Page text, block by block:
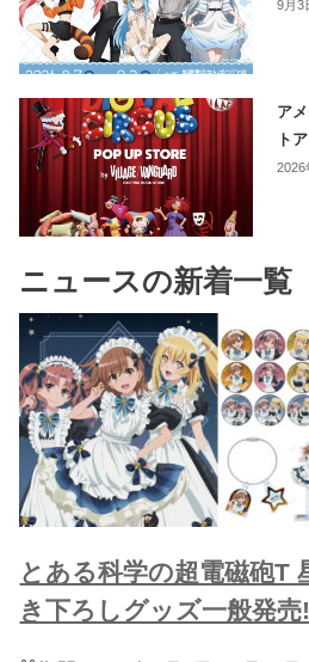
9月3
ア
ト
2026
ニュースの新着一覧
とある科学の超電磁砲T
き下ろしグッズ一般発売!